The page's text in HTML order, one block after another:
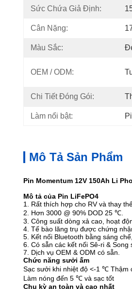
Sức Chứa Giả Định:
Cân Nặng:
Màu Sắc:
OEM / ODM:
Chi Tiết Đóng Gói:
Làm nổi bật:
Mô Tả Sản Phẩm
Pin Momentum 12V 150Ah Li
Mô tả của Pin LiFePO4
1. Rất thích hợp cho RV và thay
2. Hơn 3000 @ 90% DOD 25 ℃.
3. Công suất dòng xả cao, hoạt
4. Tế bào lăng trụ được chứng
5. Kết nối Bluetooth bằng sáng
6. Có sẵn các kết nối Sê-ri & Song
7. Dịch vụ OEM & ODM có sẵn.
Chức năng sưởi ấm
Sạc sưởi khi nhiệt độ <-1 ℃
Làm nóng đến 5 ℃ và sạc tốt
Chu kỳ an toàn và cao nhất